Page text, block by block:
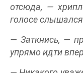
отсюда, —
голосе
— Заткнись, —
упрямо идти